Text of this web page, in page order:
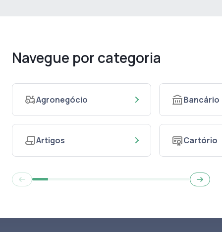
Navegue por categoria
Agronegócio
Artigos
Bancário
Cartório